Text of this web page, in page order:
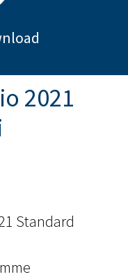
2021
Standard